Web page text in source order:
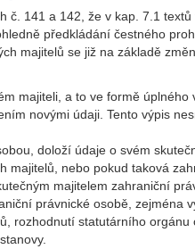
č. 141 a 142, že v kap. 7.1
předkládání čestného
majitelů se již na základě
majiteli, a to ve formě úplného
novými údaji. Tento výpis
doloží údaje o svém
majitelů, nebo pokud taková
majitelem zahraniční
právnické osobě, zejména
rozhodnutí statutárního orgánu